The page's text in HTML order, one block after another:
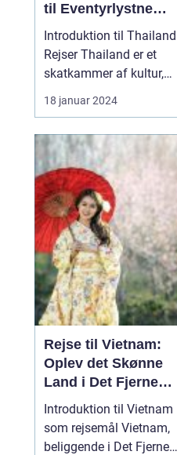
til Eventyrlystne
Rejsende
Introduktion til Thailand
Rejser Thailand er et
skatkammer af kultur,
smukke strande,
historiske monumenter
land i Sydøstasien har i
årtier tiltrukket rejsende
fra hele verden, og det er
ikke svært at forstå
hvorfor. En rej...
18 januar 2024
Rejse til Vietnam:
Oplev det Skønne
Land i Det Fjerne
Østen
Introduktion til Vietnam
som rejsemål Vietnam,
beliggende i Det Fjerne